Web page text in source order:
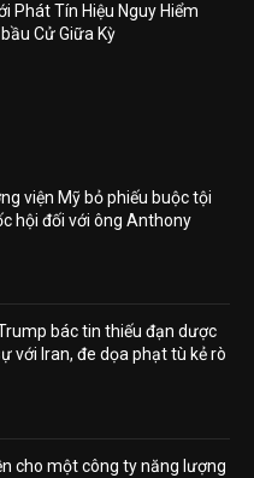
Phát Tín Hiệu Nguy Hiểm
Cử Giữa Kỳ
viện Mỹ bỏ phiếu buộc tội
hội đối với ông Anthony
bác tin thiếu đạn dược
với Iran, đe dọa phạt tù kẻ rò
cho một công ty năng lượng